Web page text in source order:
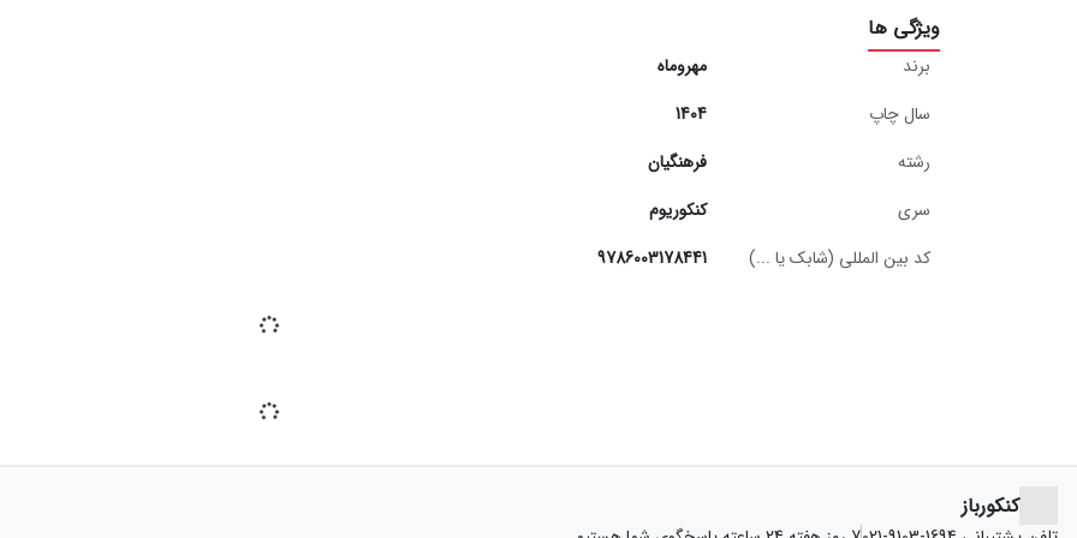
ویژگی ها
برند
مهروماه
سال چاپ
1404
رشته
فرهنگیان
سری
کنکوریوم
کد بین المللی (شابک یا ...)
9786003178441
کنکورباز